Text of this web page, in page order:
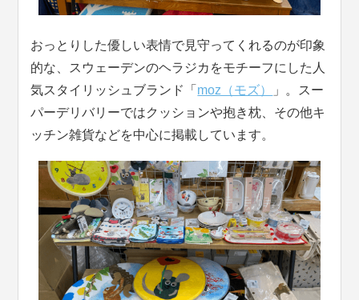
おっとりした優しい表情で見守ってくれるのが印象
的な、スウェーデンのヘラジカをモチーフにした人
気スタイリッシュブランド「 moz（モズ）
」。スー
パーデリバリーではクッションや抱き枕、その他キ
ッチン雑貨などを中心に掲載しています。